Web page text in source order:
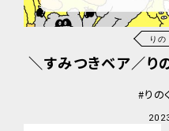
り
＼すみつきベア／り
りの